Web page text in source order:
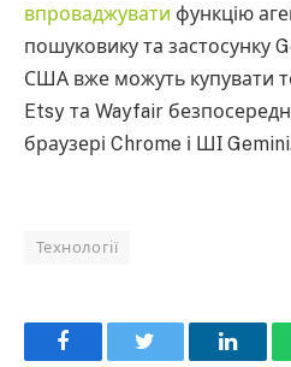
впроваджувати функцію
пошуковику та застосунку
США вже можуть купувати
Etsy та Wayfair
браузері Chrome і ШІ
Технології
Facebook